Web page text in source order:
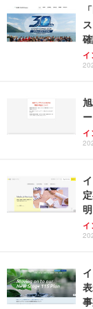
イ
イ
明
イ